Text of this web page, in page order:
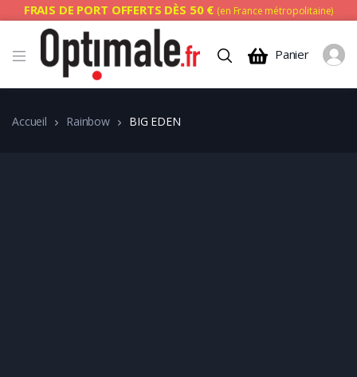
FRAIS DE PORT OFFERTS DÈS 50 € (en France métropolitaine)
Panier
Accueil Rainbow BIG EDEN